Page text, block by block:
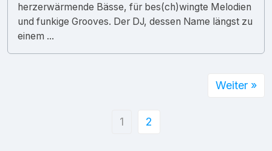
herzerwärmende Bässe, für bes(ch)wingte Melodien
und funkige Grooves. Der DJ, dessen Name längst zu
einem ...
1 2
Weiter »